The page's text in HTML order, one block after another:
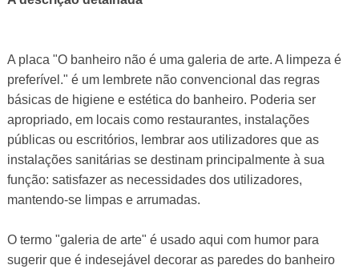
A placa "O banheiro não é uma galeria de arte. A limpeza é
preferível." é um lembrete não convencional das regras
básicas de higiene e estética do banheiro. Poderia ser
apropriado, em locais como restaurantes, instalações
públicas ou escritórios, lembrar aos utilizadores que as
instalações sanitárias se destinam principalmente à sua
função: satisfazer as necessidades dos utilizadores,
mantendo-se limpas e arrumadas.
O termo "galeria de arte" é usado aqui com humor para
sugerir que é indesejável decorar as paredes do banheiro